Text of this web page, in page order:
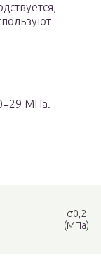
МПа.
σ0,2
(МПа)